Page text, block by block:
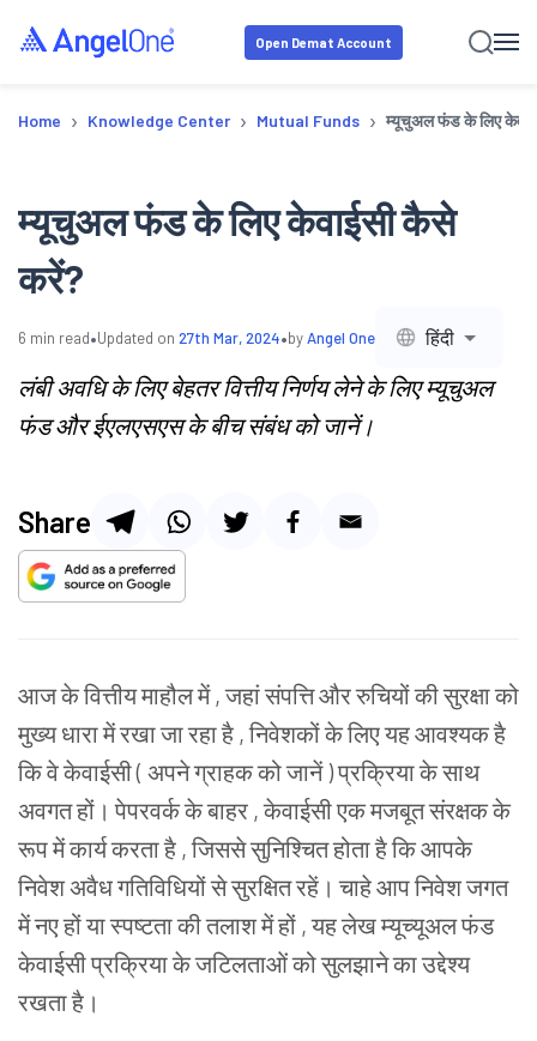
Open Demat Account
Home › Knowledge Center › Mutual Funds › म्यूचुअल फंड के लिए
म्यूचुअल फंड के लिए केवाईसी कैसे
करें?
6 min read•Updated on 27th Mar, 2024•byAngel One हिंदी
लंबी अवधि के लिए बेहतर वित्तीय निर्णय लेने के लिए म्यूचुअल
फंड और ईएलएसएस के बीच संबंध को जानें।
Share
आज के वित्तीय माहौल में , जहां संपत्ति और रुचियों की सुरक्षा को
मुख्य धारा में रखा जा रहा है , निवेशकों के लिए यह आवश्यक है
कि वे केवाईसी ( अपने ग्राहक को जानें ) प्रक्रिया के साथ
अवगत हों। पेपरवर्क के बाहर , केवाईसी एक मजबूत संरक्षक के
रूप में कार्य करता है , जिससे सुनिश्चित होता है कि आपके
निवेश अवैध गतिविधियों से सुरक्षित रहें। चाहे आप निवेश जगत
में नए हों या स्पष्टता की तलाश में हों , यह लेख म्यूच्यूअल फंड
केवाईसी प्रक्रिया के जटिलताओं को सुलझाने का उद्देश्य
रखता है।